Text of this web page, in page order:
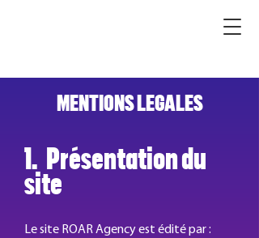
MENTIONS LEGALES
1. Présentation du
site
Le site ROAR Agency est édité par :